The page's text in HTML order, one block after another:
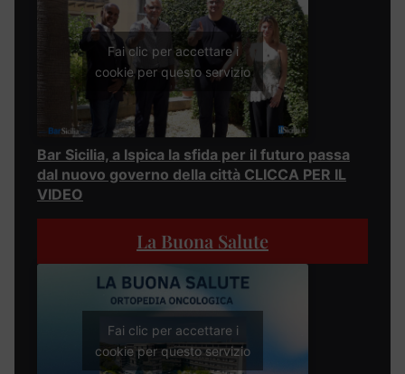
Fai clic per accettare i
cookie per questo servizio
Bar Sicilia, a Ispica la sfida per il futuro passa
dal nuovo governo della città CLICCA PER IL
VIDEO
La Buona Salute
Fai clic per accettare i
cookie per questo servizio